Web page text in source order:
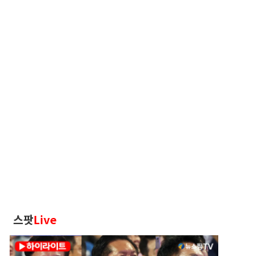
스팟Live